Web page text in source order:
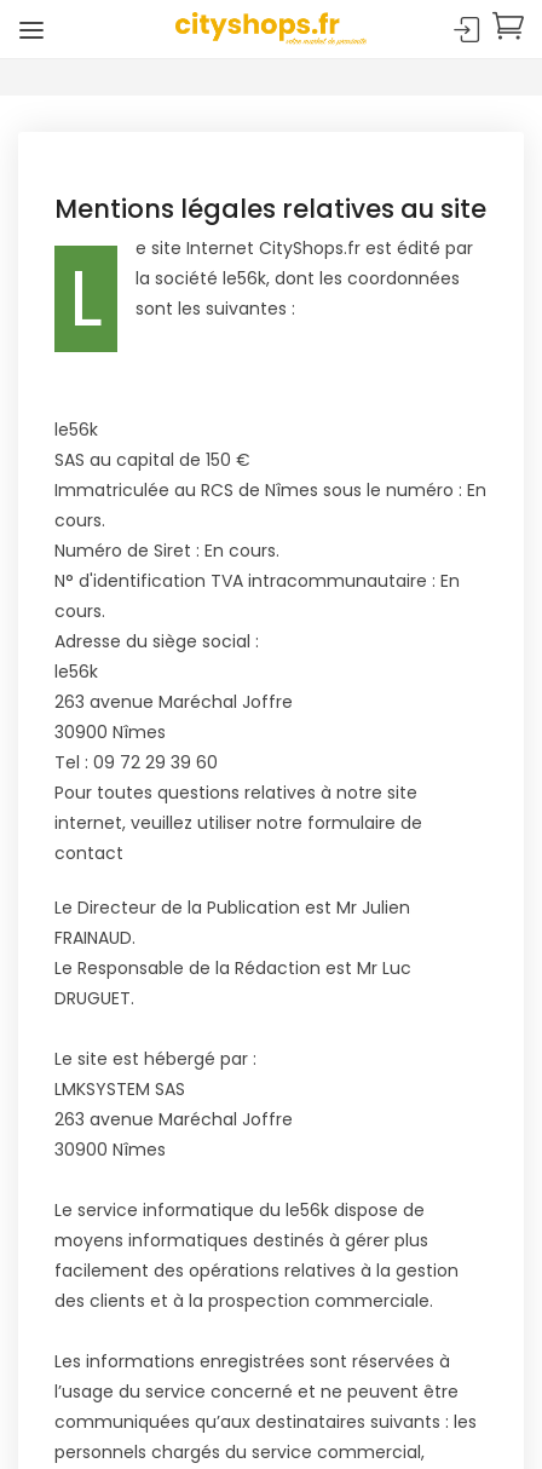
Mentions légales relatives au site
L
e site Internet CityShops.fr est édité par
la société le56k, dont les coordonnées
sont les suivantes :
le56k
SAS au capital de 150 €
Immatriculée au RCS de Nîmes sous le numéro : En
cours.
Numéro de Siret : En cours.
N° d'identification TVA intracommunautaire : En
cours.
Adresse du siège social :
le56k
263 avenue Maréchal Joffre
30900 Nîmes
Tel : 09 72 29 39 60
Pour toutes questions relatives à notre site
internet, veuillez utiliser notre formulaire de
contact
Le Directeur de la Publication est Mr Julien
FRAINAUD.
Le Responsable de la Rédaction est Mr Luc
DRUGUET.
Le site est hébergé par :
LMKSYSTEM SAS
263 avenue Maréchal Joffre
30900 Nîmes
Le service informatique du le56k dispose de
moyens informatiques destinés à gérer plus
facilement des opérations relatives à la gestion
des clients et à la prospection commerciale.
Les informations enregistrées sont réservées à
l’usage du service concerné et ne peuvent être
communiquées qu’aux destinataires suivants : les
personnels chargés du service commercial,